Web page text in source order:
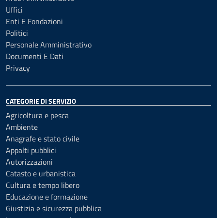
Uffici
Enti E Fondazioni
Politici
Personale Amministrativo
Documenti E Dati
Privacy
CATEGORIE DI SERVIZIO
Agricoltura e pesca
Ambiente
Anagrafe e stato civile
Appalti pubblici
Autorizzazioni
Catasto e urbanistica
Cultura e tempo libero
Educazione e formazione
Giustizia e sicurezza pubblica